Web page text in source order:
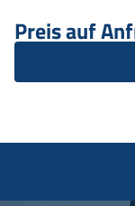
Preis auf